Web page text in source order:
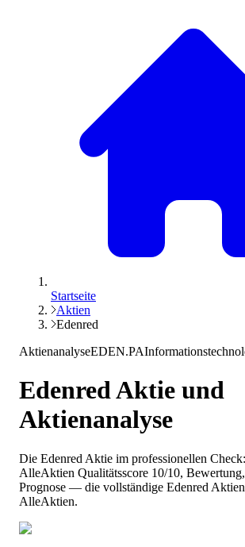
Startseite
Aktien
Edenred
AktienanalyseEDEN.PA
EdenredAktie und
Aktienanalyse
Die Edenred Aktie im professionellen
AlleAktien Qualitätsscore 10/10,
Prognose — die vollständige Edenred
AlleAktien.